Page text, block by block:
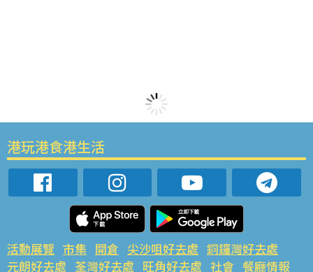
港玩港食港生活
活動展覽 市集 開倉 尖沙咀好去處 銅鑼灣好去處
元朗好去處 荃灣好去處 旺角好去處 社會 餐廳情報